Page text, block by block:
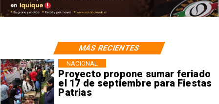
Proyecto propone sumar feriado
el 17 de septiembre para Fiestas
Patrias
NACIONAL
MÁS RECIENTES